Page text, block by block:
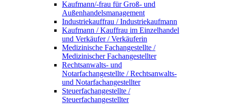
Kaufmann/-frau für Groß- und
Außenhandelsmanagement
Industriekauffrau / Industriekaufmann
Kaufmann / Kauffrau im Einzelhandel
und Verkäufer / Verkäuferin
Medizinische Fachangestellte /
Medizinischer Fachangestellter
Rechtsanwalts- und
Notarfachangestellte / Rechtsanwalts-
und Notarfachangestellter
Steuerfachangestellte /
Steuerfachangestellter